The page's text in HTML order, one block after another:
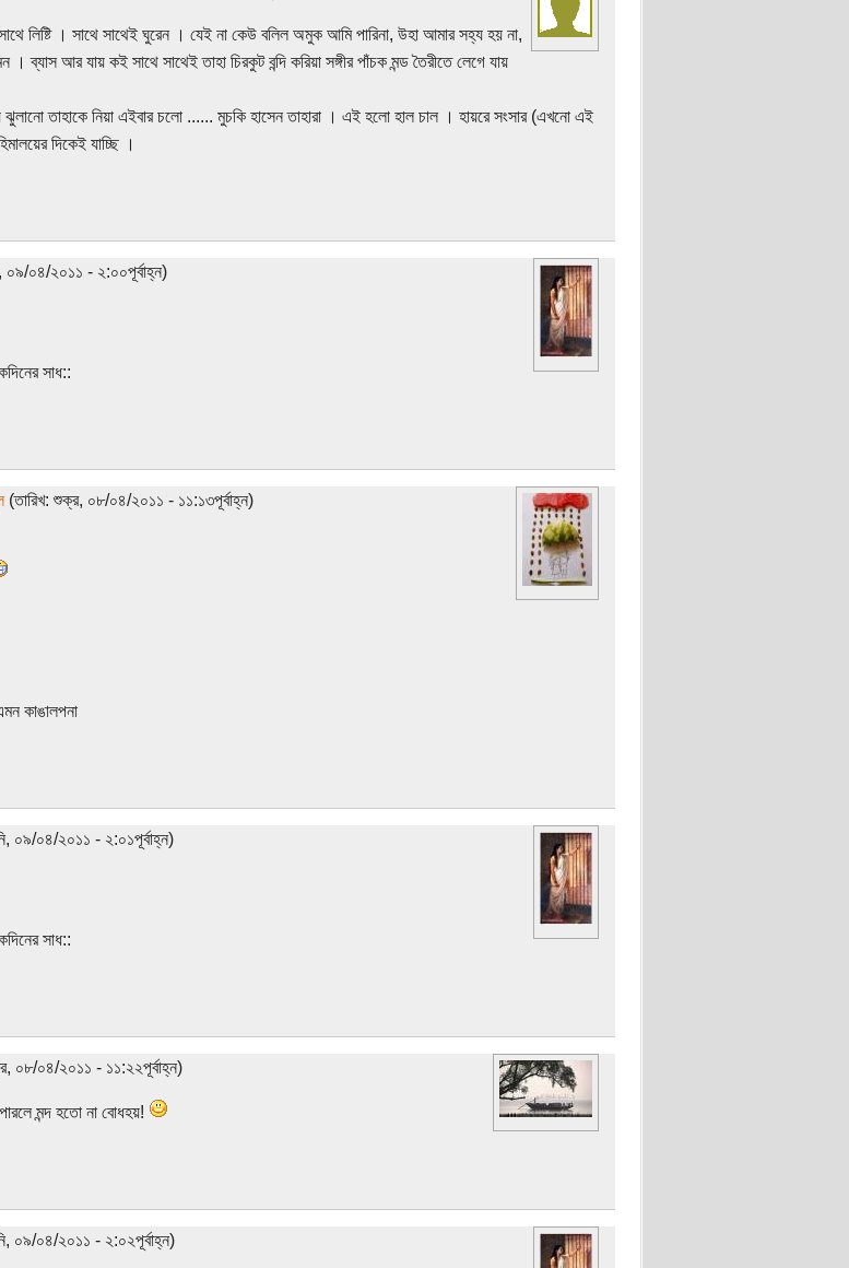
লিষ্টি । সাথে সাথেই ঘুরেন । যেই না কেউ বলিল অমুক আমি পারিনা, উহা আমার সহ্য হয় না,
ব্যাস আর যায় কই সাথে সাথেই তাহা চিরকুট বন্দি করিয়া সঙ্গীর পাঁচক মন্ড তৈরীতে লেগে যায়
ঝুলানো তাহাকে নিয়া এইবার চলো ...... মুচকি হাসেন তাহারা । এই হলো হাল চাল । হায়রে সংসার (এখনো এই
দিকেই যাচ্ছি ।
০৯/০৪/২০১১ - ২:০০পূর্বাহ্ন)
সাধ::
(তারিখ: শুক্র, ০৮/০৪/২০১১ - ১১:১৩পূর্বাহ্ন)
কাঙালপনা
০৯/০৪/২০১১ - ২:০১পূর্বাহ্ন)
সাধ::
০৮/০৪/২০১১ - ১১:২২পূর্বাহ্ন)
মন্দ হতো না বোধহয়!
০৯/০৪/২০১১ - ২:০২পূর্বাহ্ন)